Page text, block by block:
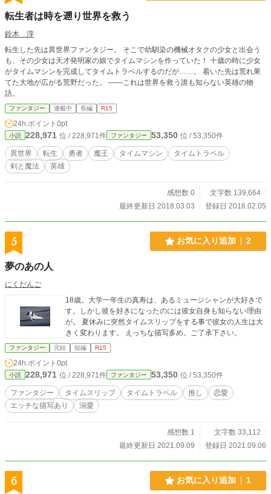
転生者は時を遡り世界を救う
鈴木 淳
転生した先は異世界ファンタジー。 そこで幼馴染の機械オタクの少女と出会う
も、その少女は天才発明家の娘でタイムマシンを作っていた！ 十歳の時に少女
がタイムマシンを完成してタイムトラベルするのだが……。 着いた先は荒れ果
てた大地が広がる荒野だった。 ――これは世界を救う誰も知らない英雄の物
語。
ファンタジー 連載中 長編 R15
24h.ポイント 0pt
小説 228,971 位 / 228,971件 ファンタジー 53,350 位 / 53,350件
異世界 転生 勇者 魔王 タイムマシン
タイムトラベル
剣と魔法
英雄
感想数 0
文字数 139,664
最終更新日 2018.03.03
登録日 2018.02.05
5 お気に入り追加 2
夢のあの人
にくだんご
18歳。大学一年生の真寿は、あるミュージシャンが大好きで
す。しかし彼を好きになったのには彼女自身も知らない理由
が。 夏休みに突然タイムスリップをする事で彼女の人生は大
きく変わります。 えっちな描写多め。ご了承下さい。
ファンタジー 完結 短編 R15
24h.ポイント 0pt
小説 228,971 位 / 228,971件 ファンタジー 53,350 位 / 53,350件
ファンタジー タイムスリップ タイムトラベル 推し
恋愛
エッチな描写あり
溺愛
感想数 1
文字数 33,112
最終更新日 2021.09.09
登録日 2021.09.06
6 お気に入り追加 1